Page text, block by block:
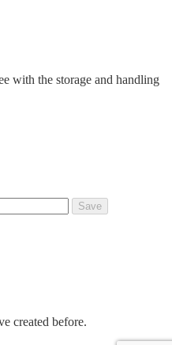
with the storage and handling
created before.